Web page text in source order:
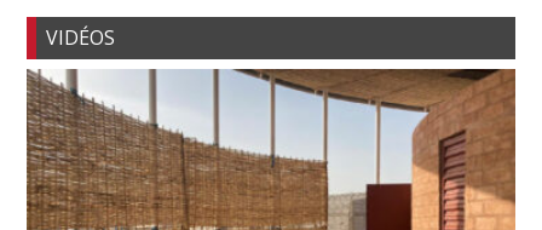
VIDÉOS